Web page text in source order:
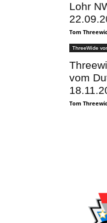
Lohr
Tom
ThreeWide
vom
Tom